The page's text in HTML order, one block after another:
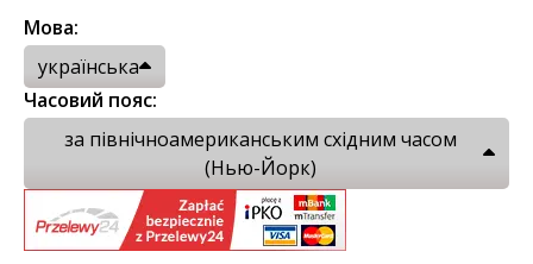
Мова:
українська
Часовий пояс:
за північноамериканським східним часом
(Нью-Йорк)